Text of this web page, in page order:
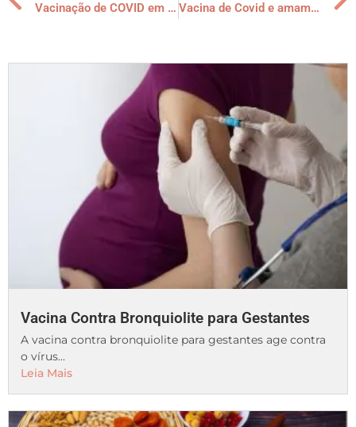
Vacinação de COVID em gestantes Vacina de Covid e amamentação
Vacina Contra Bronquiolite para Gestantes
A vacina contra bronquiolite para gestantes age contra
o vírus...
Leia Mais